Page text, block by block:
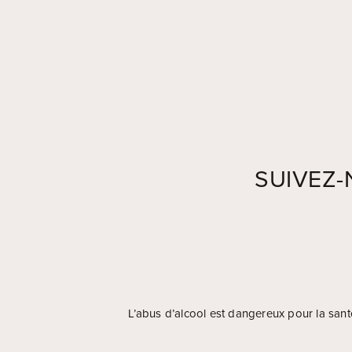
L’abus d’alcool est dangereux pour la